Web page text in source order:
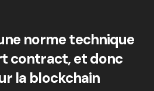
norme technique
contract, et donc
la blockchain